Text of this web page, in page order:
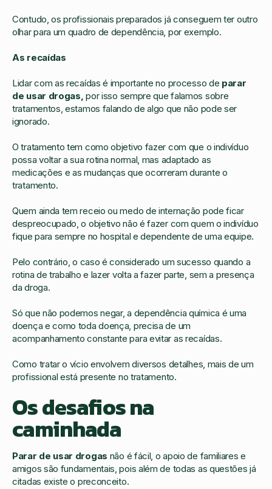
Contudo, os profissionais preparados já conseguem ter outro
olhar para um quadro de dependência, por exemplo.
As recaídas
Lidar com as recaídas é importante no processo de parar
de usar drogas,por isso sempre que falamos sobre
tratamentos, estamos falando de algo que não pode ser
ignorado.
O tratamento tem como objetivo fazer com que o indivíduo
possa voltar a sua rotina normal, mas adaptado as
medicações e as mudanças que ocorreram durante o
tratamento.
Quem ainda tem receio ou medo de internação pode ficar
despreocupado, o objetivo não é fazer com quem o indivíduo
fique para sempre no hospital e dependente de uma equipe.
Pelo contrário, o caso é considerado um sucesso quando a
rotina de trabalho e lazer volta a fazer parte, sem a presença
da droga.
Só que não podemos negar, a dependência química é uma
doença e como toda doença, precisa de um
acompanhamento constante para evitar as recaídas.
Como tratar o vício envolvem diversos detalhes, mais de um
profissional está presente no tratamento.
Os desafios na
caminhada
Parar de usar drogas não é fácil, o apoio de familiares e
amigos são fundamentais, pois além de todas as questões já
citadas existe o preconceito.